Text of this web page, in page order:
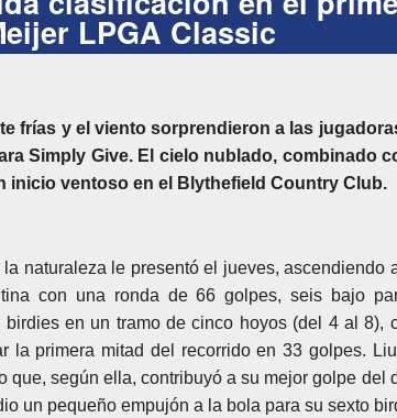
LPGA Classic
frías y el viento sorprendieron a las
Simply Give. El cielo nublado, combinado
inicio ventoso en el Blythefield Country Club.
naturaleza le presentó el jueves, ascendiendo
con una ronda de 66 golpes, seis bajo
en un tramo de cinco hoyos (del 4 al 8),
la primera mitad del recorrido en 33 golpes.
que, según ella, contribuyó a su mejor golpe del
un pequeño empujón a la bola para su sexto